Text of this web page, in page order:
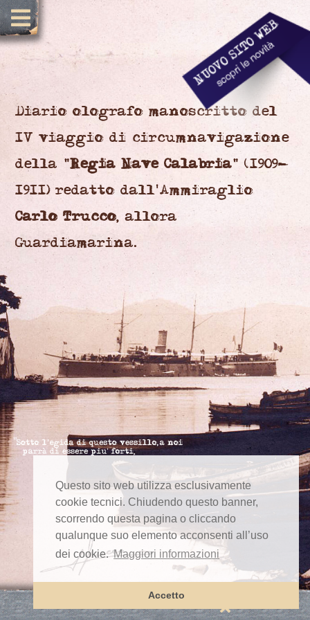
Questo sito web utilizza esclusivamente
cookie tecnici. Chiudendo questo banner,
scorrendo questa pagina o cliccando
qualunque suo elemento acconsenti all’uso
dei cookie.Maggiori informazioni
Accetto
Diario olografo manoscritto del
IV viaggio di circumnavigazione
della "Regia Nave Calabria" (1909-
1911) redatto dall'Ammiraglio
Carlo Trucco, allora
Guardiamarina.